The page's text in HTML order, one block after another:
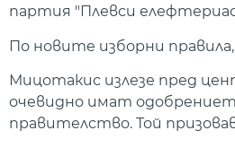
партия "Плевси
По новите изборни
Мицотакис излезе пред
очевидно имат
правителство. Той